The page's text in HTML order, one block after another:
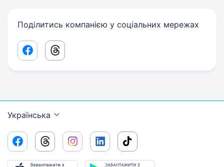
Поділитись компанією у соціальних мережах
Facebook share link
Threads share link
Українська